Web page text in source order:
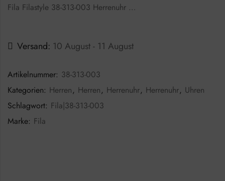
Fila Filastyle 38-313-003 Herrenuhr …
Versand: 10 August - 11 August
Artikelnummer: 38-313-003
Kategorien: Herren, Herren, Herrenuhr, Herrenuhr, Uhren
Schlagwort: Fila|38-313-003
Marke: Fila